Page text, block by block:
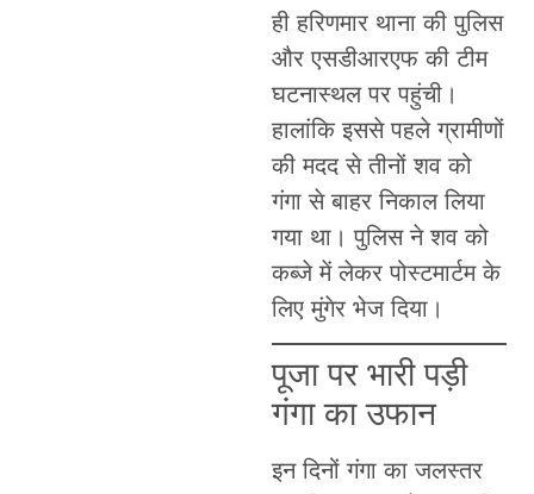
ही हरिणमार थाना की पुलिस
और एसडीआरएफ की टीम
घटनास्थल पर पहुंची।
हालांकि इससे पहले ग्रामीणों
की मदद से तीनों शव को
गंगा से बाहर निकाल लिया
गया था। पुलिस ने शव को
कब्जे में लेकर पोस्टमार्टम के
लिए मुंगेर भेज दिया।
पूजा पर भारी पड़ी
गंगा का उफान
इन दिनों गंगा का जलस्तर